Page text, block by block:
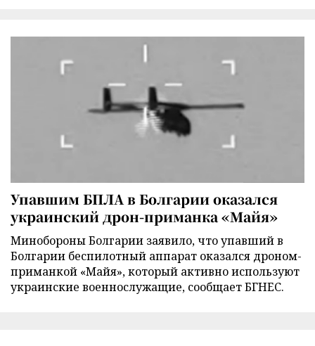
Упавшим БПЛА в Болгарии оказался
украинский дрон-приманка «Майя»
Минобороны Болгарии заявило, что упавший в
Болгарии беспилотный аппарат оказался дроном-
приманкой «Майя», который активно используют
украинские военнослужащие, сообщает БГНЕС.